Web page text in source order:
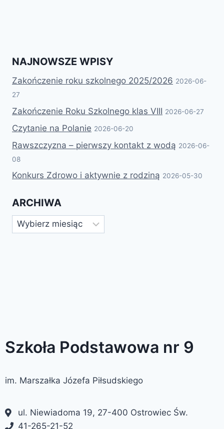
NAJNOWSZE WPISY
Zakończenie roku szkolnego 2025/2026 2026-06-
27
Zakończenie Roku Szkolnego klas VIII 2026-06-27
Czytanie na Polanie 2026-06-20
Rawszczyzna – pierwszy kontakt z wodą 2026-06-
08
Konkurs Zdrowo i aktywnie z rodziną 2026-05-30
ARCHIWA
Szkoła Podstawowa nr 9
im. Marszałka Józefa Piłsudskiego
ul. Niewiadoma 19, 27-400 Ostrowiec Św.
41-265-21-52